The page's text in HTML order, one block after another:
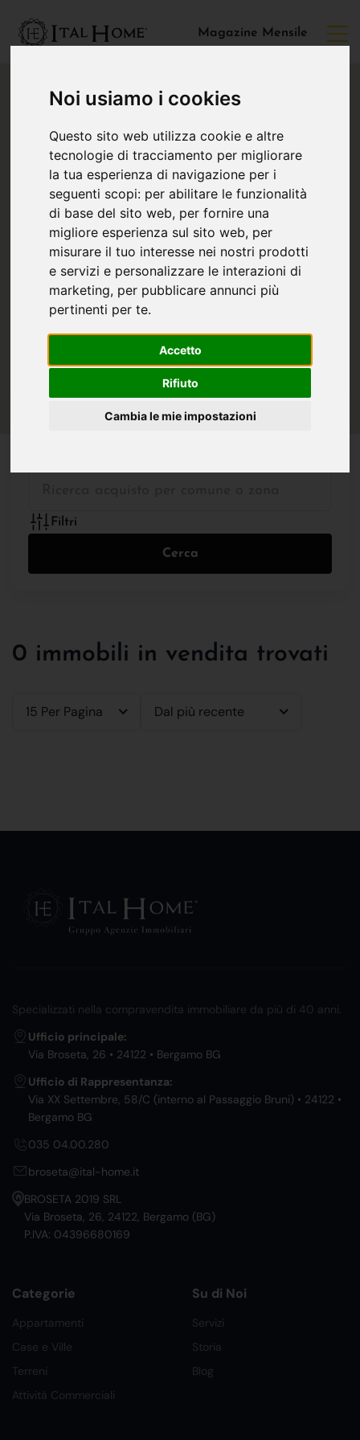
Noi usiamo i cookies
Questo sito web utilizza cookie e altre
tecnologie di tracciamento per migliorare
la tua esperienza di navigazione per i
seguenti scopi: per abilitare le funzionalità
di base del sito web, per fornire una
migliore esperienza sul sito web, per
misurare il tuo interesse nei nostri prodotti
e servizi e personalizzare le interazioni di
marketing, per pubblicare annunci più
pertinenti per te.
Accetto
Rifiuto
Cambia le mie impostazioni
Magazine Mensile
Filtri
Cerca
0 immobili in vendita trovati
15 Per Pagina Dal più recente
Specializzati nella compravendita immobiliare da più di 40 anni.
Ufficio principale:
Via Broseta, 26 • 24122 • Bergamo BG
Ufficio di Rappresentanza:
Via XX Settembre, 58/C (interno al Passaggio Bruni) • 24122 •
Bergamo BG
035 04.00.280
broseta@ital-home.it
BROSETA 2019 SRL
Via Broseta, 26, 24122, Bergamo (BG)
P.IVA: 04396680169
Categorie
Appartamenti
Case e Ville
Terreni
Attività Commerciali
Su di Noi
Servizi
Storia
Blog